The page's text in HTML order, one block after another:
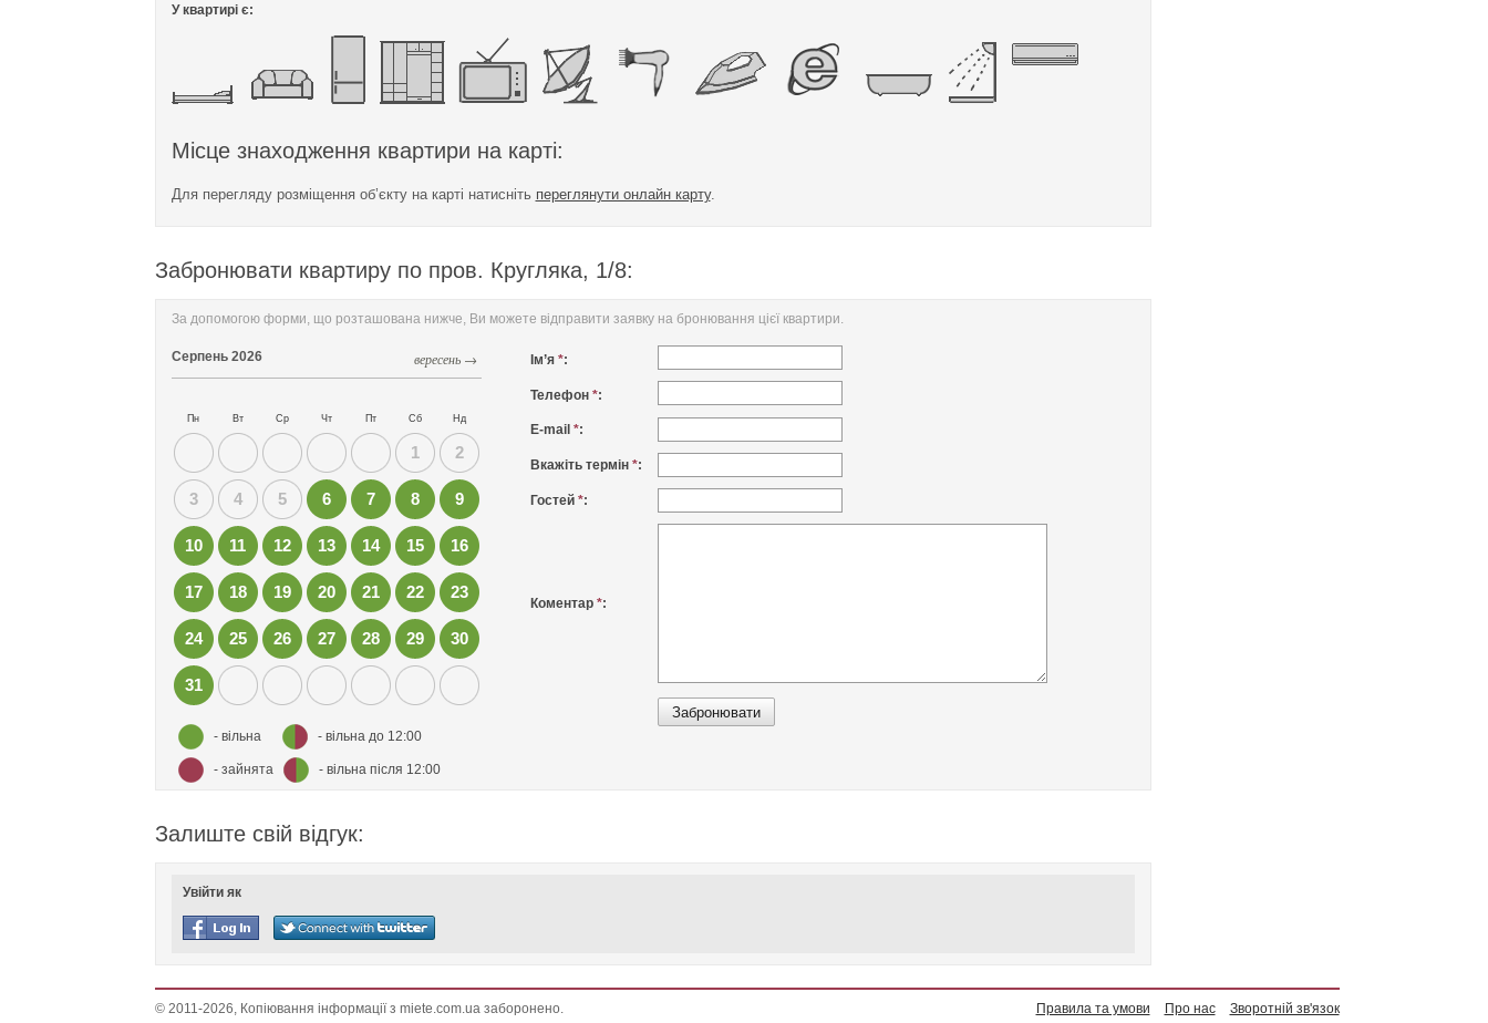
У квартирі є:
Місце знаходження квартири на карті:
Для перегляду розміщення об’єкту на карті натисніть переглянути онлайн карту.
Забронювати квартиру по пров. Кругляка, 1/8:
За допомогою форми, що розташована нижче, Ви можете відправити заявку на бронювання цієї квартири.
вересень →
Серпень 2026
Пн Вт Ср Чт Пт Сб Нд
1 2
3 4 5 6 7 8 9
10 11 12 13 14 15 16
17 18 19 20 21 22 23
24 25 26 27 28 29 30
31
- вільна - вільна до 12:00
- зайнята - вільна після 12:00
Ім’я *:
Телефон *:
E-mail *:
Вкажіть термін *:
Гостей *:
Коментар *:
Залиште свій відгук:
Увійти як
Правила та умови Про нас Зворотній зв'язок
© 2011-2026, Копіювання інформації з miete.com.ua заборонено.